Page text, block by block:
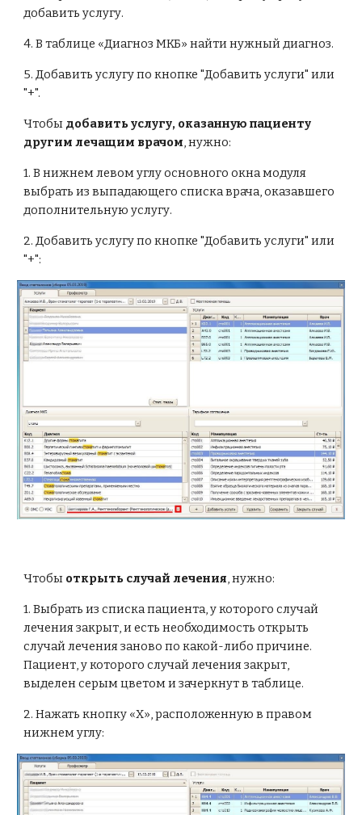
добавить услугу.
4. В таблице «Диагноз МКБ» найти нужный диагноз.
5. Добавить услугу по кнопке "Добавить услуги" или
"+".
Чтобы добавить услугу, оказанную пациенту
другим лечащим врачом, нужно:
1. В нижнем левом углу основного окна модуля
выбрать из выпадающего списка врача, оказавшего
дополнительную услугу.
2. Добавить услугу по кнопке "Добавить услуги" или
"+":
Чтобы открыть случай лечения, нужно:
1. Выбрать из списка пациента, у которого случай
лечения закрыт, и есть необходимость открыть
случай лечения заново по какой-либо причине.
Пациент, у которого случай лечения закрыт,
выделен серым цветом и зачеркнут в таблице.
2. Нажать кнопку «Х», расположенную в правом
нижнем углу: